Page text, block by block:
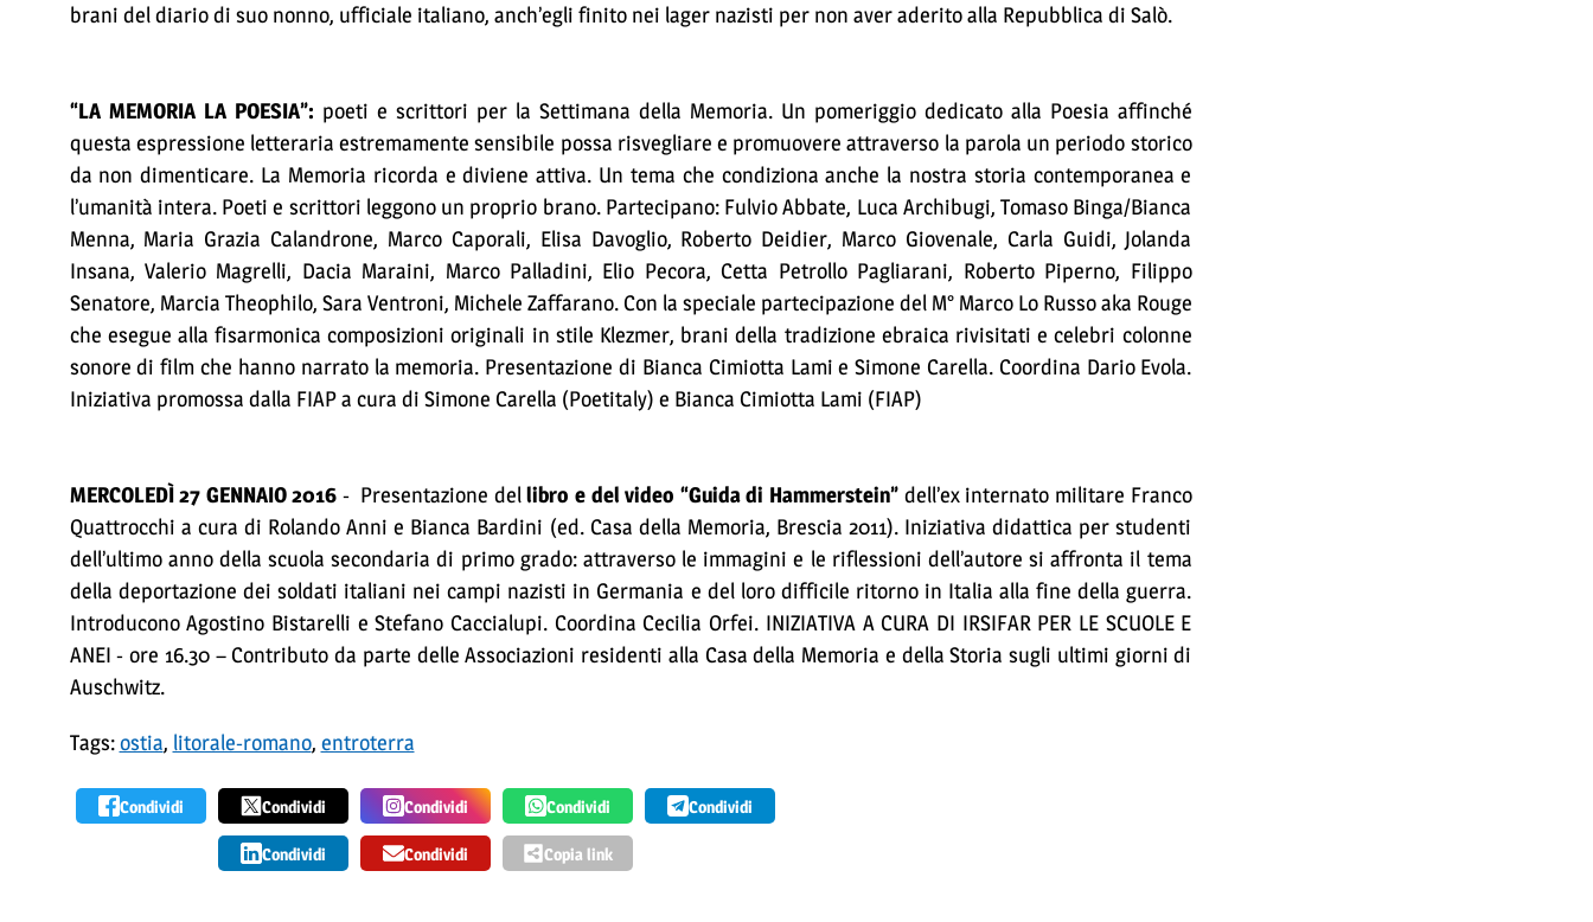
brani del diario di suo nonno, ufficiale italiano, anch’egli finito nei lager nazisti per non aver aderito alla Repubblica di Salò.
“LA MEMORIA LA POESIA”: poeti e scrittori per la Settimana della Memoria. Un pomeriggio dedicato alla Poesia affinché
questa espressione letteraria estremamente sensibile possa risvegliare e promuovere attraverso la parola un periodo storico
da non dimenticare. La Memoria ricorda e diviene attiva. Un tema che condiziona anche la nostra storia contemporanea e
l’umanità intera. Poeti e scrittori leggono un proprio brano. Partecipano: Fulvio Abbate, Luca Archibugi, Tomaso Binga/Bianca
Menna, Maria Grazia Calandrone, Marco Caporali, Elisa Davoglio, Roberto Deidier, Marco Giovenale, Carla Guidi, Jolanda
Insana, Valerio Magrelli, Dacia Maraini, Marco Palladini, Elio Pecora, Cetta Petrollo Pagliarani, Roberto Piperno, Filippo
Senatore, Marcia Theophilo, Sara Ventroni, Michele Zaffarano. Con la speciale partecipazione del M° Marco Lo Russo aka Rouge
che esegue alla fisarmonica composizioni originali in stile Klezmer, brani della tradizione ebraica rivisitati e celebri colonne
sonore di film che hanno narrato la memoria. Presentazione di Bianca Cimiotta Lami e Simone Carella. Coordina Dario Evola.
Iniziativa promossa dalla FIAP a cura di Simone Carella (Poetitaly) e Bianca Cimiotta Lami (FIAP)
MERCOLEDÌ 27 GENNAIO 2016 - Presentazione dellibro e del video “Guida di Hammerstein” dell’ex internato militare Franco
Quattrocchi a cura di Rolando Anni e Bianca Bardini (ed. Casa della Memoria, Brescia 2011). Iniziativa didattica per studenti
dell’ultimo anno della scuola secondaria di primo grado: attraverso le immagini e le riflessioni dell’autore si affronta il tema
della deportazione dei soldati italiani nei campi nazisti in Germania e del loro difficile ritorno in Italia alla fine della guerra.
Introducono Agostino Bistarelli e Stefano Caccialupi. Coordina Cecilia Orfei. INIZIATIVA A CURA DI IRSIFAR PER LE SCUOLE E
ANEI - ore 16.30 – Contributo da parte delle Associazioni residenti alla Casa della Memoria e della Storia sugli ultimi giorni di
Auschwitz.
Tags:ostia, litorale-romano, entroterra
Condividi Condividi Condividi Condividi Condividi
Condividi Condividi Copia link